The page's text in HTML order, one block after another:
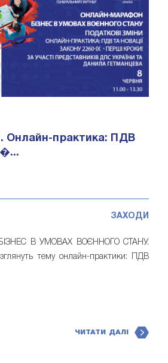
Онлайн-практика: ПДВ
ЗАХОДИ
В УМОВАХ ВОЄННОГО СТАНУ.
тему онлайн-практики: ПДВ
ЧИТАТИ ДАЛІ